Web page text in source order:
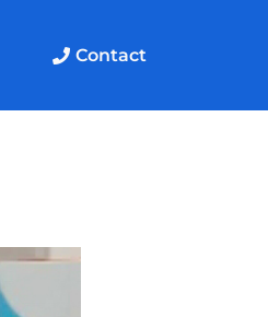
Contact